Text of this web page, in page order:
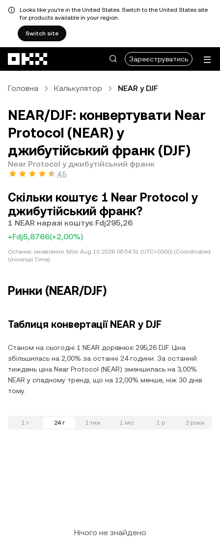
Looks like you're in the United States. Switch to the United States site
for products available in your region.
Switch site
Зареєструватись
Головна Калькулятор NEAR у DJF
NEAR/DJF: конвертувати Near
Protocol (NEAR) у
джибутійський франк (DJF)
Near Protocol у джибутійський франк
4,5
Скільки коштує 1 Near Protocol у
джибутійський франк?
1 NEAR наразі коштує Fdj295,26
+Fdj5,8766(+2,00%)
Останнє оновлення: Mon Aug 10 2026 06:54:31 (UTC+0000) (Coordinated
Universal Time)
Ринки (NEAR/DJF)
Таблиця конвертації NEAR у DJF
Станом на сьогодні 1 NEAR дорівнює 295,26 DJF. Ціна
збільшилась на 2,00% за останні 24 години. За останній
тиждень ціна Near Protocol (NEAR) зменшилась на 3,00%.
NEAR у спадному тренді, що на 12,00% менше, ніж 30 днів
тому.
1 г 24 г 1 тиж 1 міс 1 р 2 роки
Нічого не знайдено